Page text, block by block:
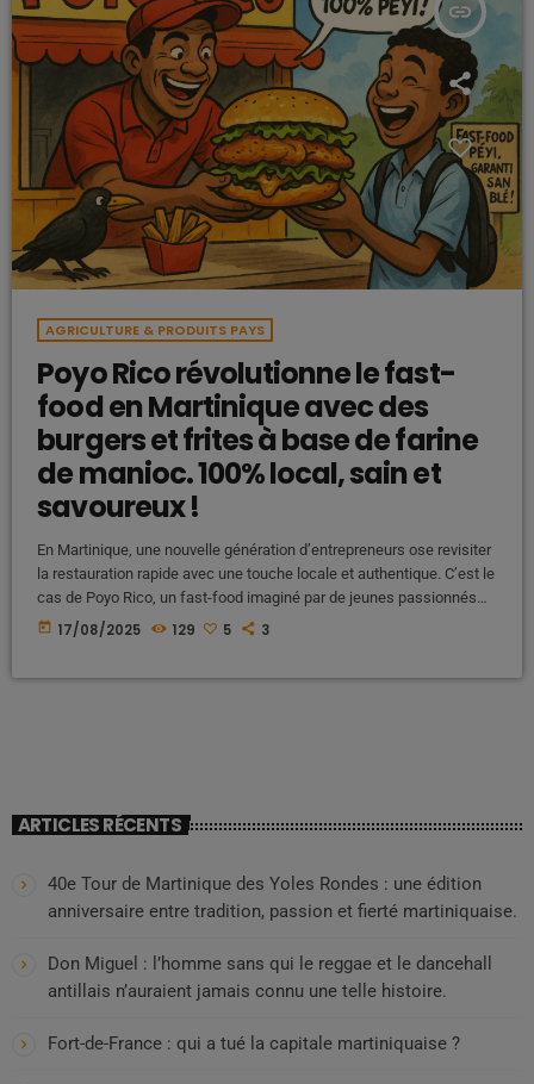
insert_link
AGRICULTURE & PRODUITS PAYS
Poyo Rico révolutionne le fast-
food en Martinique avec des
burgers et frites à base de farine
de manioc. 100% local, sain et
savoureux !
En Martinique, une nouvelle génération d’entrepreneurs ose revisiter
la restauration rapide avec une touche locale et authentique. C’est le
cas de Poyo Rico, un fast-food imaginé par de jeunes passionnés
dont Alexander Tuin, ancien « kanmarad lycée » qui croit fermement
today 17/08/2025 129 5 3
ARTICLES RÉCENTS
40e Tour de Martinique des Yoles Rondes : une édition
anniversaire entre tradition, passion et fierté martiniquaise.
Don Miguel : l’homme sans qui le reggae et le dancehall
antillais n’auraient jamais connu une telle histoire.
Fort-de-France : qui a tué la capitale martiniquaise ?